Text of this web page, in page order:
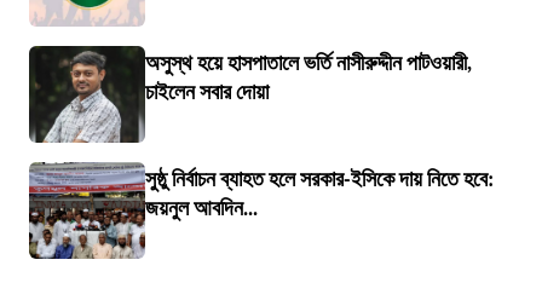
অসুস্থ হয়ে হাসপাতালে ভর্তি নাসীরুদ্দীন পাটওয়ারী,
চাইলেন সবার দোয়া
সুষ্ঠু নির্বাচন ব্যাহত হলে সরকার-ইসিকে দায় নিতে হবে:
জয়নুল আবদিন...